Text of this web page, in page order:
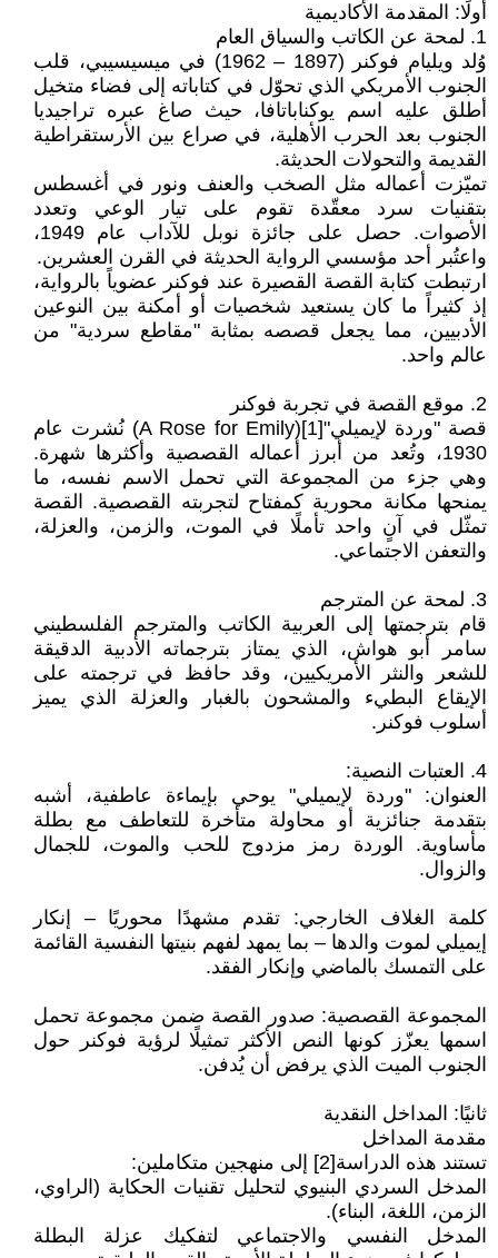
أولًا: المقدمة الأكاديمية
1. لمحة عن الكاتب والسياق العام
وُلد ويليام فوكنر (1897 – 1962) في ميسيسيبي، قلب
الجنوب الأمريكي الذي تحوّل في كتاباته إلى فضاء متخيل
أطلق عليه اسم يوكناباتافا، حيث صاغ عبره تراجيديا
الجنوب بعد الحرب الأهلية، في صراع بين الأرستقراطية
القديمة والتحولات الحديثة.
تميّزت أعماله مثل الصخب والعنف ونور في أغسطس
بتقنيات سرد معقّدة تقوم على تيار الوعي وتعدد
الأصوات. حصل على جائزة نوبل للآداب عام 1949،
واعتُبر أحد مؤسسي الرواية الحديثة في القرن العشرين.
ارتبطت كتابة القصة القصيرة عند فوكنر عضوياً بالرواية،
إذ كثيراً ما كان يستعيد شخصيات أو أمكنة بين النوعين
الأدبيين، مما يجعل قصصه بمثابة "مقاطع سردية" من
عالم واحد.
2. موقع القصة في تجربة فوكنر
قصة "وردة لإيميلي"[1](A Rose for Emily) نُشرت عام
1930، وتُعد من أبرز أعماله القصصية وأكثرها شهرة.
وهي جزء من المجموعة التي تحمل الاسم نفسه، ما
يمنحها مكانة محورية كمفتاح لتجربته القصصية. القصة
تمثّل في آنٍ واحد تأملًا في الموت، والزمن، والعزلة،
والتعفن الاجتماعي.
3. لمحة عن المترجم
قام بترجمتها إلى العربية الكاتب والمترجم الفلسطيني
سامر أبو هواش، الذي يمتاز بترجماته الأدبية الدقيقة
للشعر والنثر الأمريكيين، وقد حافظ في ترجمته على
الإيقاع البطيء والمشحون بالغبار والعزلة الذي يميز
أسلوب فوكنر.
4. العتبات النصية:
العنوان: "وردة لإيميلي" يوحي بإيماءة عاطفية، أشبه
بتقدمة جنائزية أو محاولة متأخرة للتعاطف مع بطلة
مأساوية. الوردة رمز مزدوج للحب والموت، للجمال
والزوال.
كلمة الغلاف الخارجي: تقدم مشهدًا محوريًا – إنكار
إيميلي لموت والدها – بما يمهد لفهم بنيتها النفسية القائمة
على التمسك بالماضي وإنكار الفقد.
المجموعة القصصية: صدور القصة ضمن مجموعة تحمل
اسمها يعزّز كونها النص الأكثر تمثيلًا لرؤية فوكنر حول
الجنوب الميت الذي يرفض أن يُدفن.
ثانيًا: المداخل النقدية
مقدمة المداخل
تستند هذه الدراسة[2] إلى منهجين متكاملين:
المدخل السردي البنيوي لتحليل تقنيات الحكاية (الراوي،
الزمن، اللغة، البناء).
المدخل النفسي والاجتماعي لتفكيك عزلة البطلة